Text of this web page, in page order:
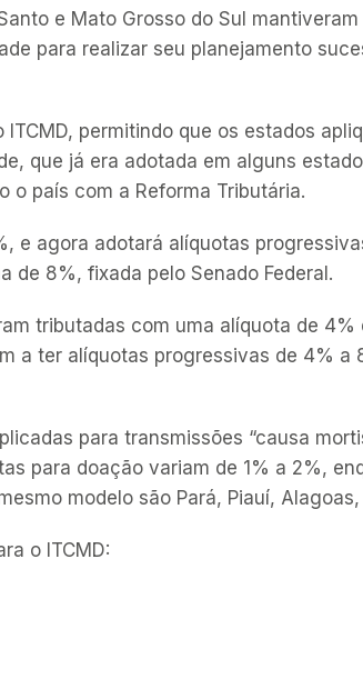
e Mato Grosso do Sul
para realizar seu planejamento
permitindo que os estados
que já era adotada em alguns
o país com a Reforma Tributária.
e agora adotará alíquotas
de 8%, fixada pelo Senado Federal.
tributadas com uma alíquota de 4%
a ter alíquotas progressivas de 4% a
para transmissões “causa
para doação variam de 1% a 2%,
modelo são Pará, Piauí,
o ITCMD: